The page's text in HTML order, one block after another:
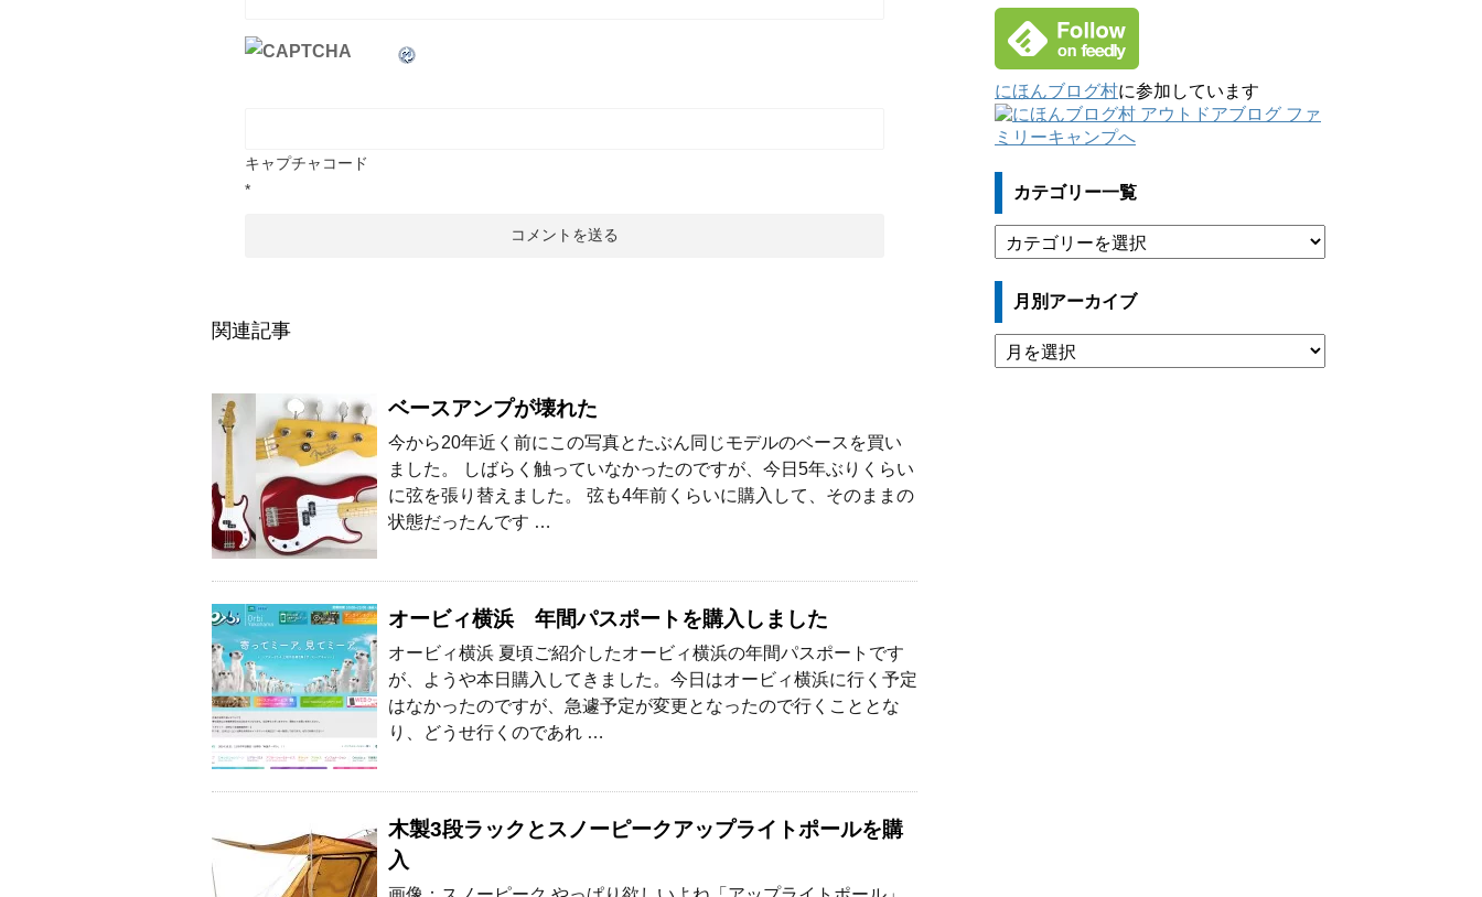
キャプチャコード
*
関連記事
ベースアンプが壊れた
今から20年近く前にこの写真とたぶん同じモデルのベースを買い
ました。 しばらく触っていなかったのですが、今日5年ぶりくらい
に弦を張り替えました。 弦も4年前くらいに購入して、そのままの
状態だったんです …
オービィ横浜 年間パスポートを購入しました
オービィ横浜 夏頃ご紹介したオービィ横浜の年間パスポートです
が、ようや本日購入してきました。今日はオービィ横浜に行く予定
はなかったのですが、急遽予定が変更となったので行くこととな
り、どうせ行くのであれ …
木製3段ラックとスノーピークアップライトポールを購
入
にほんブログ村に参加しています
カテゴリー一覧
テ
ゴ
ー
一
覧
月別アーカイブ
月
別